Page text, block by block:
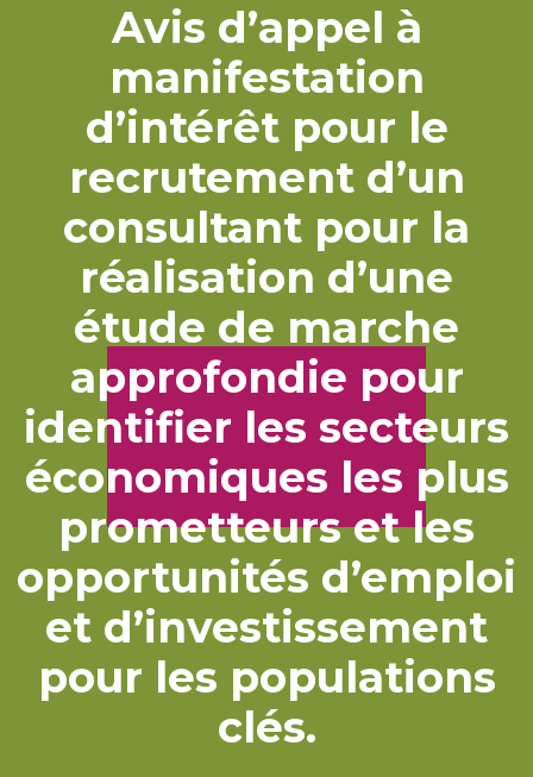
Avis d’appel à
manifestation
d’intérêt pour le
recrutement d’un
consultant pour la
réalisation d’une
étude de marche
approfondie pour
identifier les secteurs
économiques les plus
prometteurs et les
opportunités d’emploi
et d’investissement
pour les populations
clés.